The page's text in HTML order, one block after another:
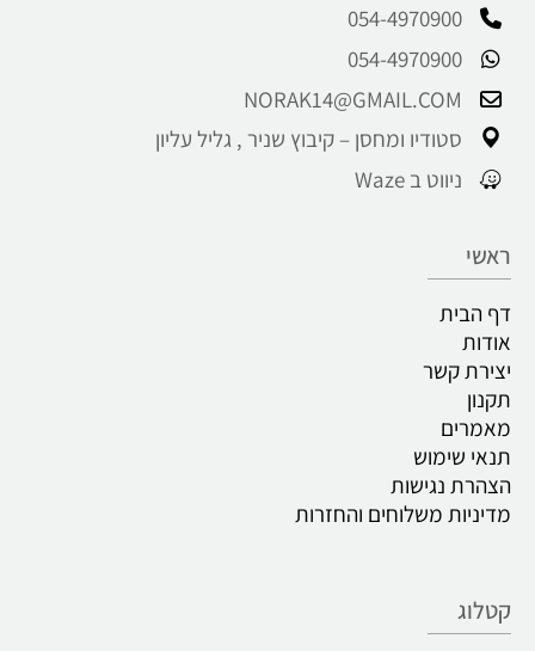
054-4970900
054-4970900
NORAK14@GMAIL.COM
סטודיו ומחסן – קיבוץ שניר , גליל עליון
ניווט ב Waze
ראשי
דף הבית
אודות
יצירת קשר
תקנון
מאמרים
תנאי שימוש
הצהרת נגישות
מדיניות משלוחים והחזרות
קטלוג